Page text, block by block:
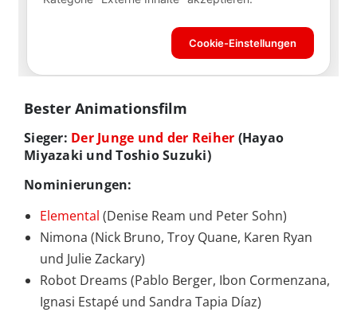
Bester Animationsfilm
Sieger: Der Junge und der Reiher (Hayao
Miyazaki und Toshio Suzuki)
Nominierungen:
Elemental (Denise Ream und Peter Sohn)
Nimona (Nick Bruno, Troy Quane, Karen Ryan
und Julie Zackary)
Robot Dreams (Pablo Berger, Ibon Cormenzana,
Ignasi Estapé und Sandra Tapia Díaz)